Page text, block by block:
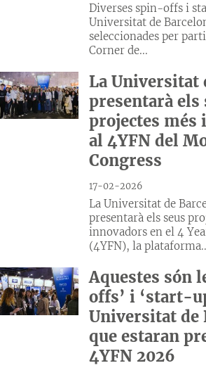
Diverses spin-offs i
Universitat de
seleccionades per
Corner de...
La Universitat
presentarà els
projectes més
al 4YFN del
Congress
17-02-2026
La Universitat de
presentarà els seus
innovadors en el 4
(4YFN), la
Aquestes són
offs’ i ‘start-
Universitat de
que estaran
4YFN 2026